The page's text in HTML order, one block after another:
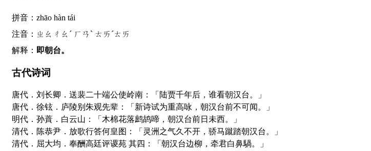
拼音：zhāo hàn tái
注音：ㄓㄠㄔㄠˊ ㄏㄢˋ ㄊㄞˊㄊㄞ
解释： 即朝台。
古代诗词
唐代．刘长卿．送裴二十端公使岭南：「陆贾千年后，谁看朝汉台。」
唐代．徐铉．庐陵别朱观先辈：「新诗试为重高咏，朝汉台前不可闻。」
明代．孙蕡．白云山：「木棉花落鹧鸪啼，朝汉台前日未西。」
清代．陈恭尹．放歌行答何皇图：「灵洲之气久不开，骄马蹴踏朝汉台。」
清代．屈大均．奉酬高廷评谡苑 其四：「朝汉台边柳，牵君白鼻騧。」